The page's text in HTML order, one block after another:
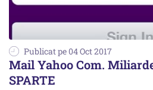
Publicat pe 04 Oct 2017
Mail Yahoo Com.
SPARTE